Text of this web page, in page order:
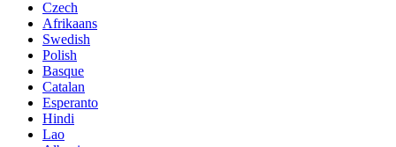
Czech
Afrikaans
Swedish
Polish
Basque
Catalan
Esperanto
Hindi
Lao